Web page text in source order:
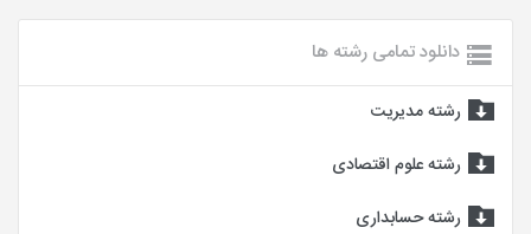
دانلود تمامی رشته ها
رشته مدیریت
رشته علوم اقتصادی
رشته حسابداری